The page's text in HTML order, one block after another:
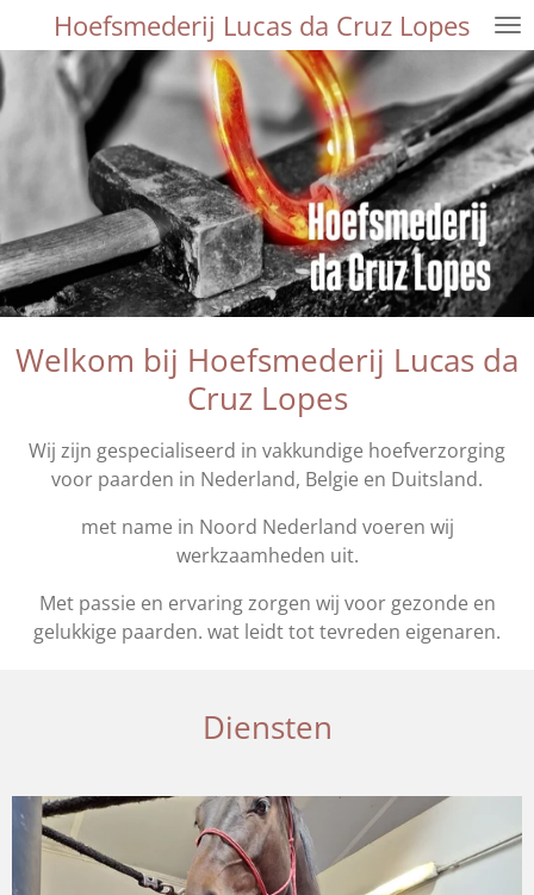
direct
hoofdinhoud
Hoefsmederij Lucas da Cruz Lopes
Welkom bij Hoefsmederij Lucas da
Cruz Lopes
Wij zijn gespecialiseerd in vakkundige hoefverzorging
voor paarden in Nederland, Belgie en Duitsland.
met name in Noord Nederland voeren wij
werkzaamheden uit.
Met passie en ervaring zorgen wij voor gezonde en
gelukkige paarden. wat leidt tot tevreden eigenaren.
Diensten